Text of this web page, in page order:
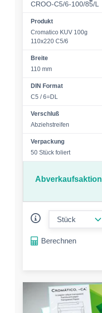
CROO-C5/6-100/85/L
Produkt
Cromatico KUV 100g
110x220 C5/6
Breite
110 mm
DIN Format
C5 / 6=DL
Verschluß
Abziehstreifen
Verpackung
50 Stück foliert
Abverkaufsaktion
Berechnen